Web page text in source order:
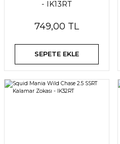
- IK13RT
749,00 TL
SEPETE EKLE